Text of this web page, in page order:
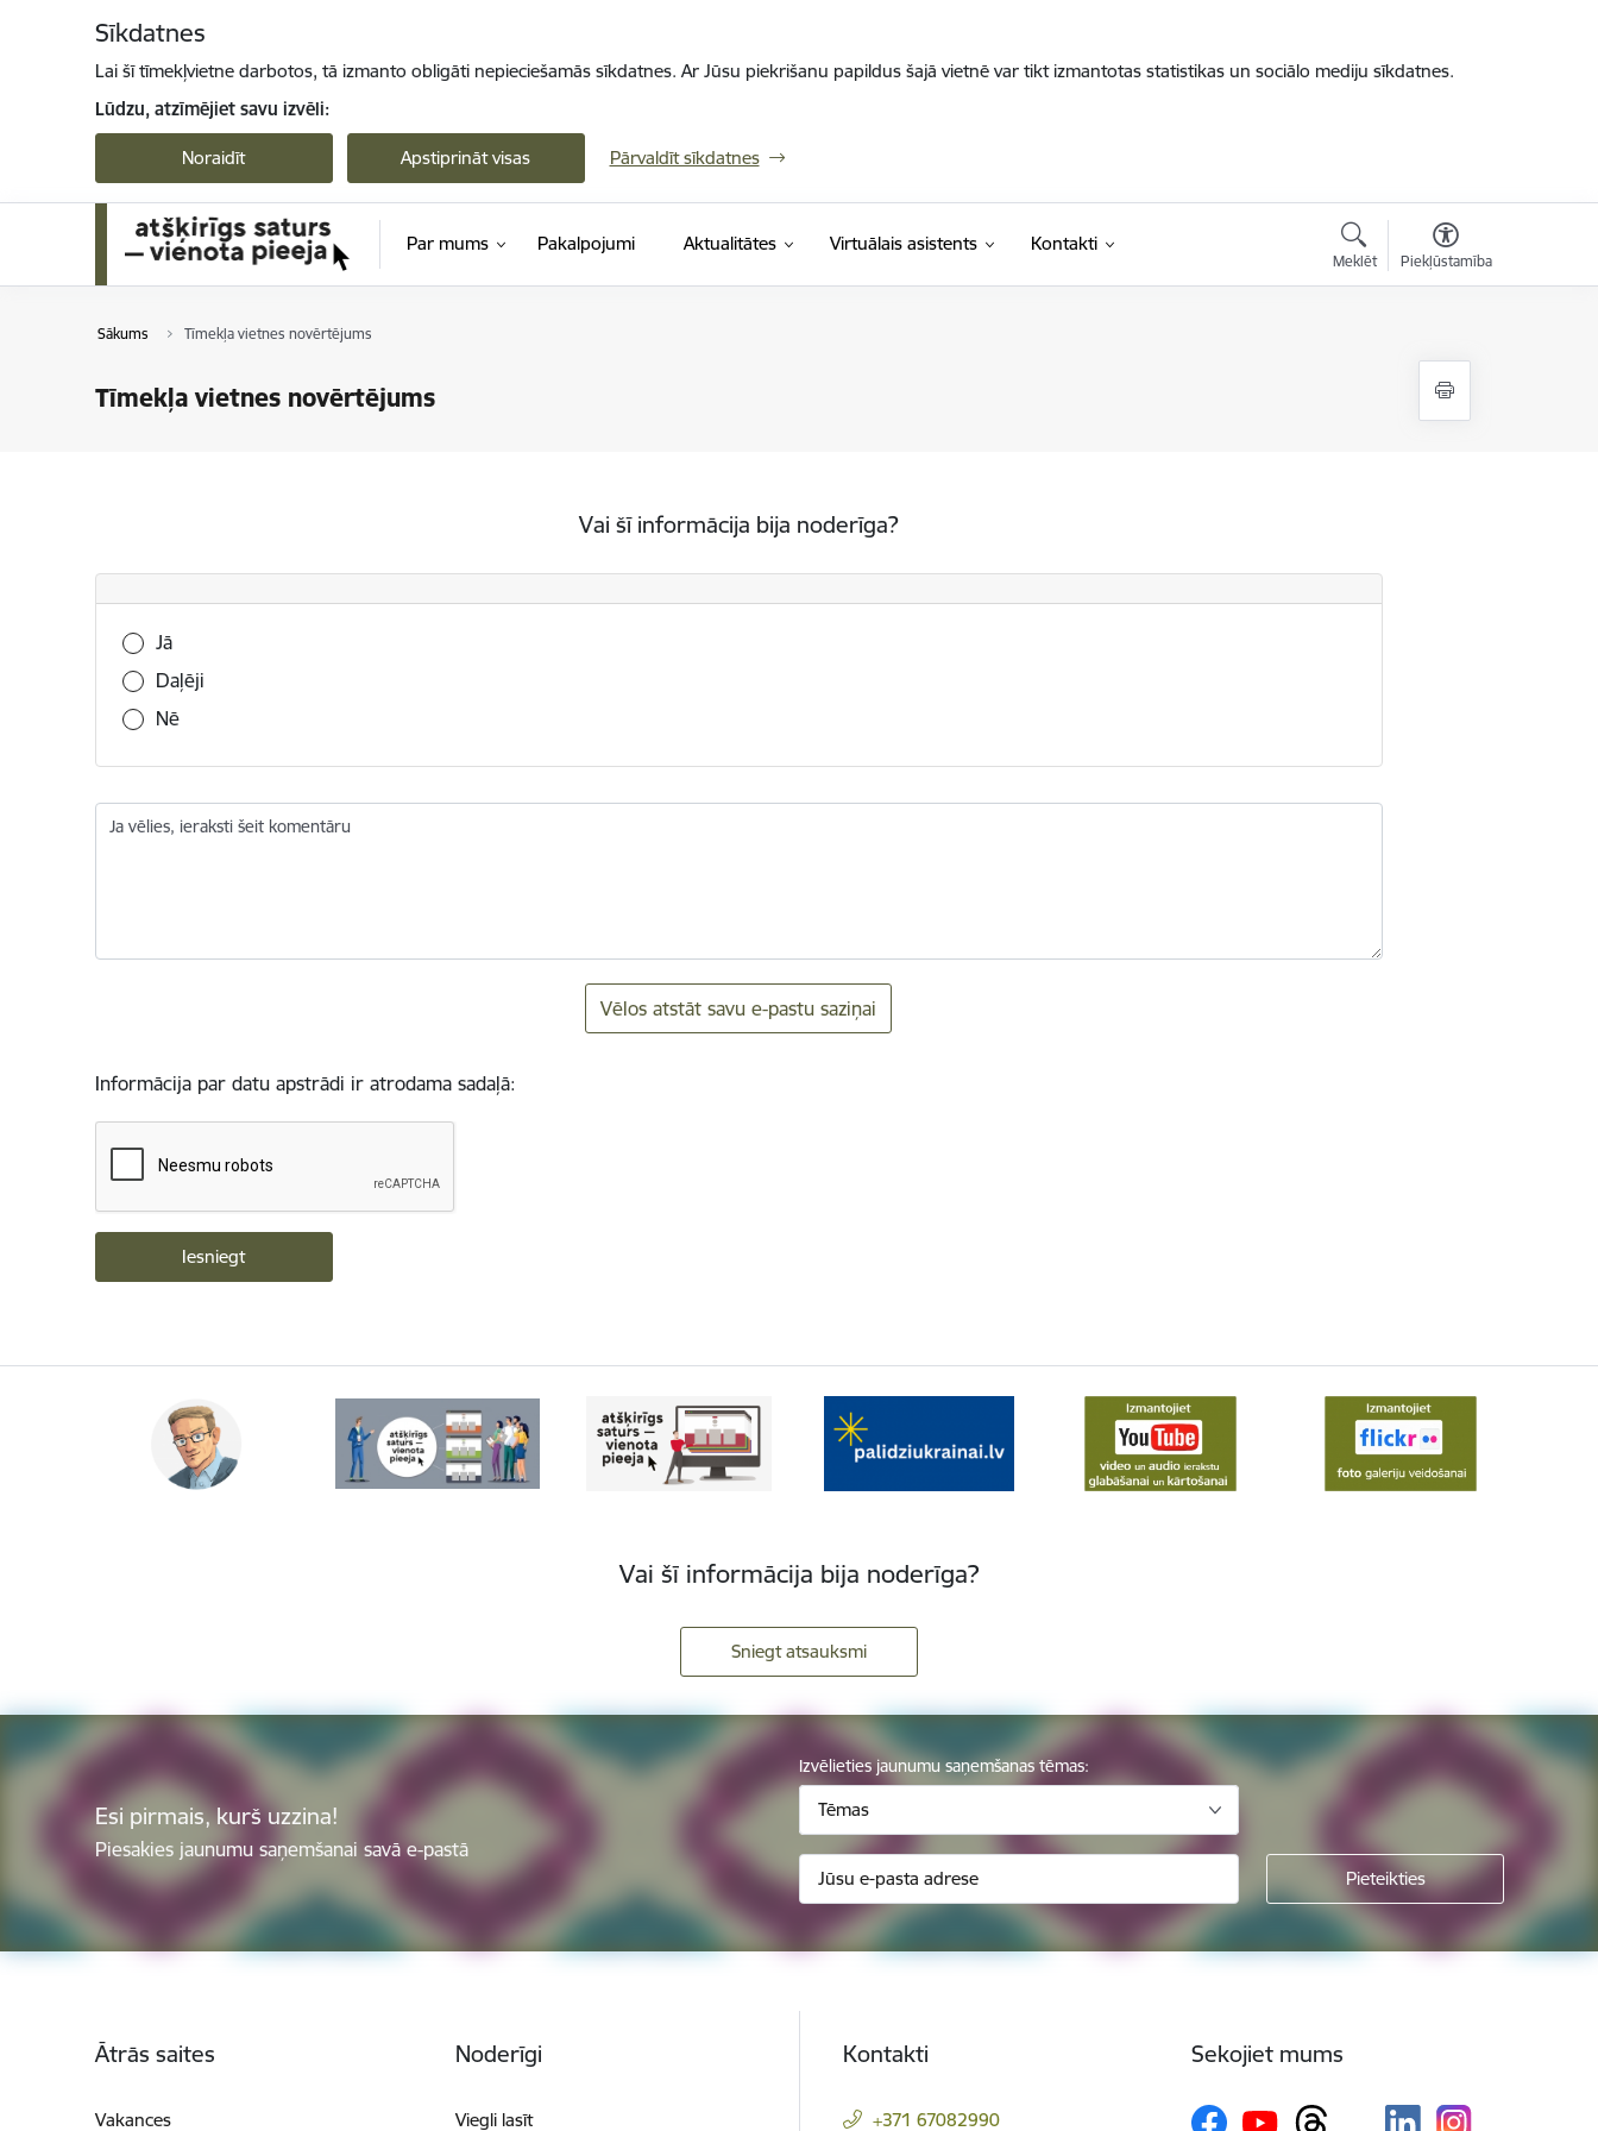
Sīkdatnes
Lai šī tīmekļvietne darbotos, tā izmanto obligāti nepieciešamās sīkdatnes. Ar Jūsu piekrišanu papildus šajā vietnē var tikt izmantotas statistikas un sociālo mediju sīkdatnes.
Lūdzu, atzīmējiet savu izvēli:
Noraidīt Apstiprināt visas Pārvaldīt sīkdatnes
Par mums Pakalpojumi Aktualitātes Virtuālais asistents Kontakti
Meklēt Piekļūstamība
Sākums Tīmekļa vietnes novērtējums
Tīmekļa vietnes novērtējums
Vai šī informācija bija noderīga?
Vai šī informācija bija noderīga?
Jā
Daļēji
Nē
Ja vēlies, ieraksti šeit komentāru
Vēlos atstāt savu e-pastu saziņai
Informācija par datu apstrādi ir atrodama sadaļā:
Vai šī informācija bija noderīga?
Sniegt atsauksmi
Esi pirmais, kurš uzzina!
Piesakies jaunumu saņemšanai savā e-pastā
Izvēlieties jaunumu saņemšanas tēmas:
Tēmas
Ātrās saites
Vakances
Noderīgi
Viegli lasīt
Kontakti
+371 67082990
Sekojiet mums